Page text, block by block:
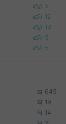
5
12
13
5
5
645
19
14